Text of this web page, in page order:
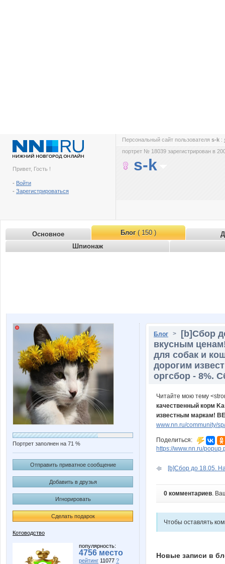
Привет, Гость !
- Войти
- Зарегистрироваться
Персональный сайт пользователя s-k :
портрет № 18039 зарегистрирован в
s-k
Основное Блог( 150 )
Шпионаж
Портрет заполнен на 71 %
Отправить приватное сообщение
Добавить в друзья
Игнорировать
Сделать подарок
Котоводство
популярность:
4756 место
рейтинг 11077 ?
Блог >
[b]Cбор
вкусным
для собак и
дорогим
оргсбор - 8%.
Читайте мою тему
качественный корм
известным маркам!
www.nn.ru/community/
Поделиться:
https://www.nn.ru/
[b]Сбор до 18.05.
0 комментариев.
Чтобы оставлять
Новые записи в